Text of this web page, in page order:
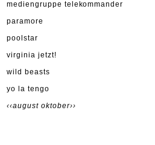
mediengruppe telekommander
paramore
poolstar
virginia jetzt!
wild beasts
yo la tengo
‹‹august oktober››